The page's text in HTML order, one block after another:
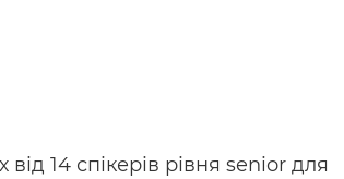
14 спікерів рівня senior для